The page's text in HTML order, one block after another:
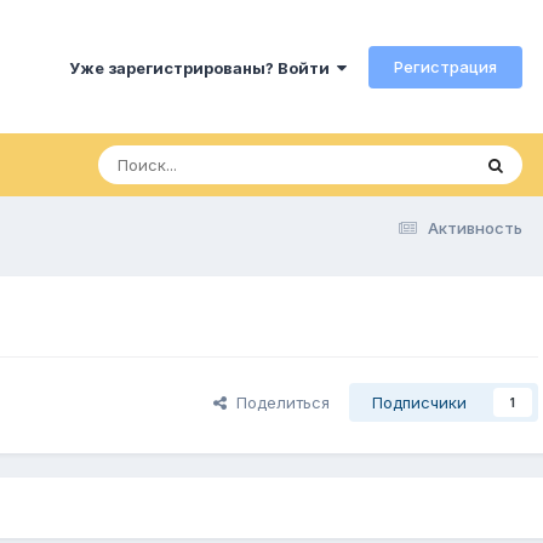
Уже зарегистрированы? Войти Регистрация
Активность
Поделиться Подписчики 1